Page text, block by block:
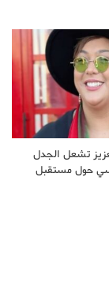
تشعل الجدل
حول مستقبل